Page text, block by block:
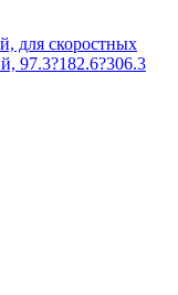
для скоростных
97.3?182.6?306.3